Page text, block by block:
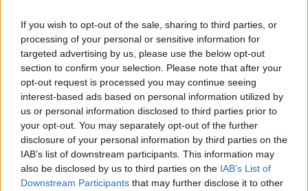
If you wish to opt-out of the sale, sharing to third parties, or
processing of your personal or sensitive information for
targeted advertising by us, please use the below opt-out
section to confirm your selection. Please note that after your
opt-out request is processed you may continue seeing
interest-based ads based on personal information utilized by
us or personal information disclosed to third parties prior to
your opt-out. You may separately opt-out of the further
disclosure of your personal information by third parties on the
IAB’s list of downstream participants. This information may
also be disclosed by us to third parties on the IAB’s List of
Downstream Participants that may further disclose it to other
Meccs Center
Paris Saint-Germainvs
Manchester United
Felkészülési szezon 4. mérkőzés
Nya Ullevi, Göteborg
2026-08-08 17:00